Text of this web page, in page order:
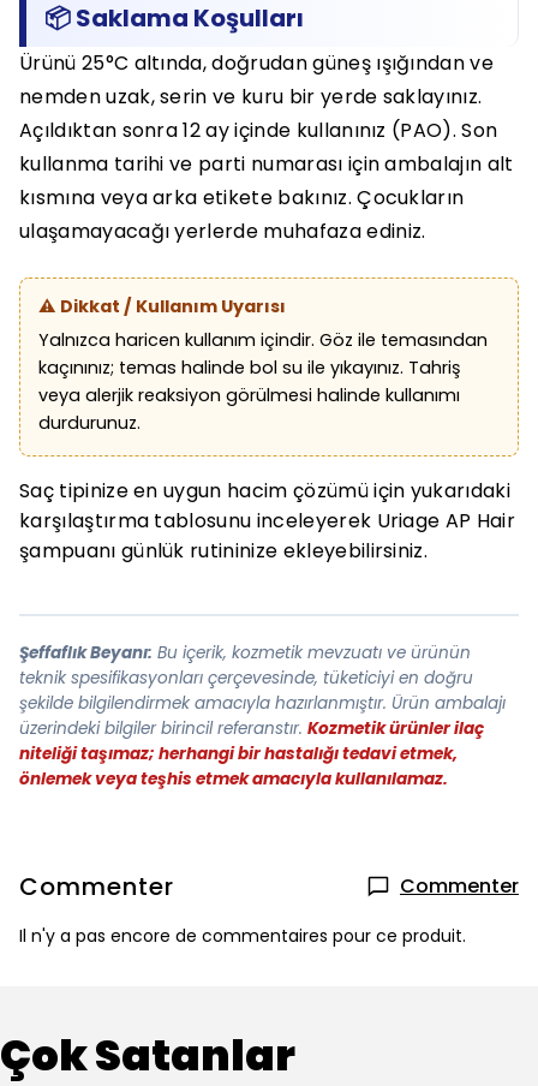
📦 Saklama Koşulları
Ürünü 25°C altında, doğrudan güneş ışığından ve
nemden uzak, serin ve kuru bir yerde saklayınız.
Açıldıktan sonra 12 ay içinde kullanınız (PAO). Son
kullanma tarihi ve parti numarası için ambalajın alt
kısmına veya arka etikete bakınız. Çocukların
ulaşamayacağı yerlerde muhafaza ediniz.
⚠️ Dikkat / Kullanım Uyarısı
Yalnızca haricen kullanım içindir. Göz ile temasından
kaçınınız; temas halinde bol su ile yıkayınız. Tahriş
veya alerjik reaksiyon görülmesi halinde kullanımı
durdurunuz.
Saç tipinize en uygun hacim çözümü için yukarıdaki
karşılaştırma tablosunu inceleyerek Uriage AP Hair
şampuanı günlük rutininize ekleyebilirsiniz.
Şeffaflık Beyanı: Bu içerik, kozmetik mevzuatı ve ürünün
teknik spesifikasyonları çerçevesinde, tüketiciyi en doğru
şekilde bilgilendirmek amacıyla hazırlanmıştır. Ürün ambalajı
üzerindeki bilgiler birincil referanstır. Kozmetik ürünler ilaç
niteliği taşımaz; herhangi bir hastalığı tedavi etmek,
önlemek veya teşhis etmek amacıyla kullanılamaz.
Commenter Commenter
Il n'y a pas encore de commentaires pour ce produit.
Çok Satanlar